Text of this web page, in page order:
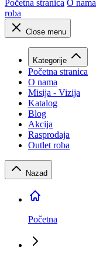
Početna stranica O nama
roba
Close menu
Kategorije
Početna stranica
O nama
Misija - Vizija
Katalog
Blog
Akcija
Rasprodaja
Outlet roba
Nazad
Početna